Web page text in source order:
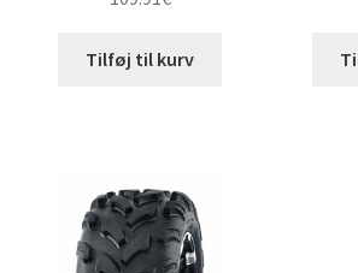
Tilføj til kurv